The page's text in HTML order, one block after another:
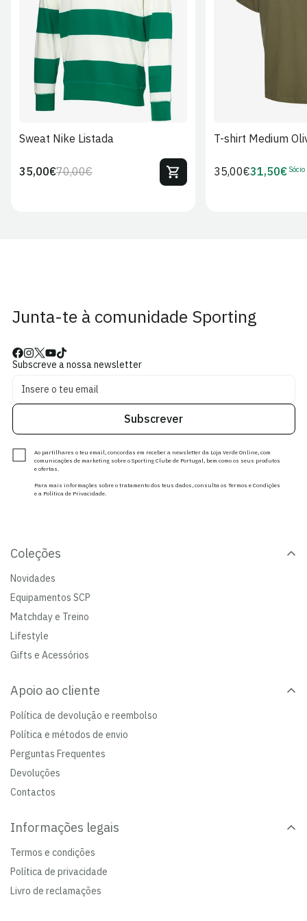
S XL 2XL
Sweat Nike Listada
Preço
70,00€Preço
35,00€
T-shirt Medium
Preço
35,00€Preço
31,50€ Sócio
Junta-te à comunidade Sporting
Subscreve a nossa newsletter
Subscrever
Ao partilhares o teu email, concordas em receber a newsletter da Loja Verde Online, com
comunicações de marketing sobre o Sporting Clube de Portugal, bem como os seus produtos
e ofertas.
Para mais informações sobre o tratamento dos teus dados, consulta os Termos e Condições
e a Política de Privacidade.
Coleções
Novidades
Equipamentos SCP
Matchday e Treino
Lifestyle
Gifts e Acessórios
Apoio ao cliente
Política de devolução e reembolso
Política e métodos de envio
Perguntas Frequentes
Devoluções
Contactos
Informações legais
Termos e condições
Política de privacidade
Livro de reclamações